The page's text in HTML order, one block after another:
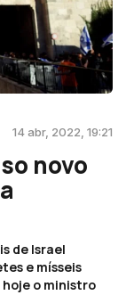
14 abr, 2022, 19:21
novo
de Israel
e mísseis
o ministro